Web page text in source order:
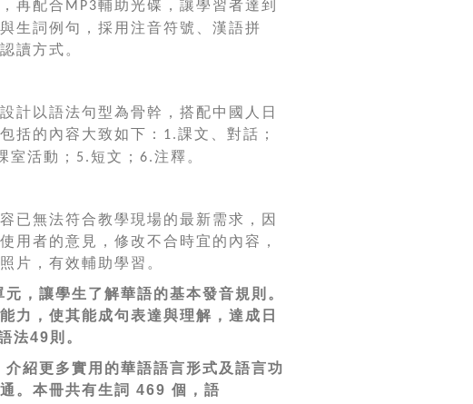
再配合 MP3輔助光碟，讓學習者達到
生詞例句，採用注音符號、漢語拼
讀方式。
計以語法句型為骨幹，搭配中國人日
括的內容大致如下： 1.課文、對話；
室活動； 5. 短文； 6.注釋。
已無法符合教學現場的最新需求，因
用者的意見，修改不合時宜的內容，
片，有效輔助學習。
元，讓學生了解華語的基本發音規則。
力，使其能成句表達與理解，達成日
法49則。
紹更多實用的華語語言形式及語言功
。本冊共有生詞 469 個，語